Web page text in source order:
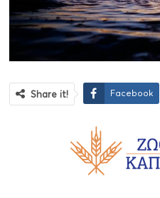
Share it! Facebook